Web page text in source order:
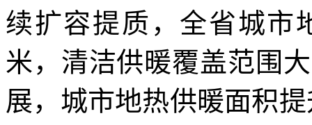
续扩容提质，全省城市
米，清洁供暖覆盖范围
展，城市地热供暖面积